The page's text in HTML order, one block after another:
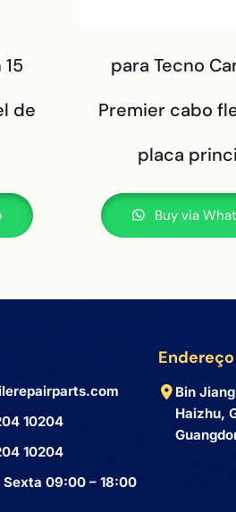
de
para Tecno
Premier cabo
placa
Buy via
10204
10204
Sexta 09:00 – 18:00
Endereço
Bin
Haizhu,